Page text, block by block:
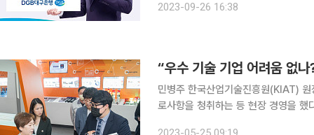
간 부담해야 하는 비용 절감 및 컨설
2023-09-26 16:38
“우수 기술 기업 어려움 없
민병주 한국산업기술진흥원(KIAT)
로사항을 청취하는 등 현장 경영을 했다. 민 원장은 24일 센서와 소프트웨어를 개발해 생산